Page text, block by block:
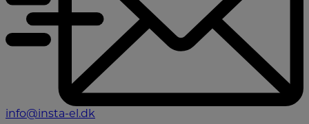
info@insta-el.dk